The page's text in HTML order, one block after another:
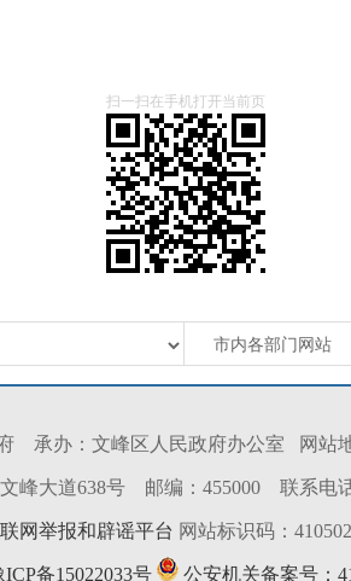
扫一扫在手机打开当前页
承办：文峰区人民政府办公室 网站
峰大道638号 邮编：455000 联系电话
网举报和辟谣平台 网站标识码：
备15022033号 公安机关备案号：